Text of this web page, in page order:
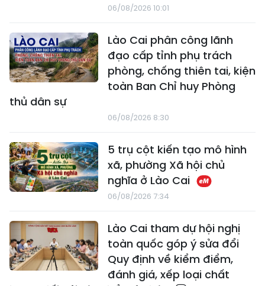
06/08/2026 10:01
Lào Cai phân công lãnh
đạo cấp tỉnh phụ trách
phòng, chống thiên tai, kiện
toàn Ban Chỉ huy Phòng
thủ dân sự
06/08/2026 8:30
5 trụ cột kiến tạo mô hình
xã, phường Xã hội chủ
nghĩa ở Lào Cai
06/08/2026 7:34
Lào Cai tham dự hội nghị
toàn quốc góp ý sửa đổi
Quy định về kiểm điểm,
đánh giá, xếp loại chất